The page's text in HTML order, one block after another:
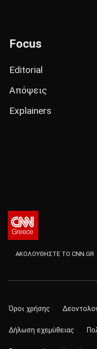
Focus
Editorial
Απόψεις
Explainers
ΑΚΟΛΟΥΘΗΣΤΕ ΤΟ CNN.GR
Όροι χρήσης
Δήλωση εχεμύθειας